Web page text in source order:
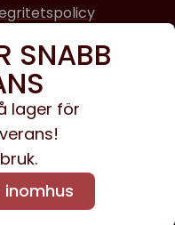
SNABB
lager för